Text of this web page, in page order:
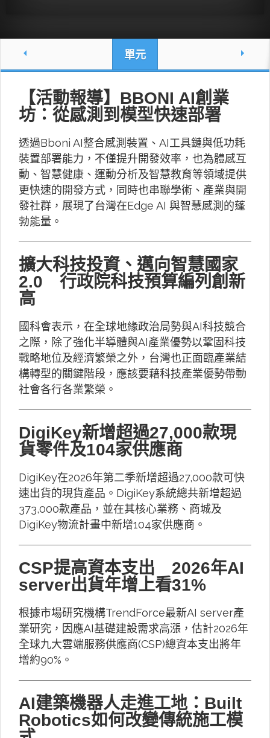
單元
【活動報導】BBONI AI創業
坊：從感測到模型快速部署
透過Bboni AI整合感測裝置、AI工具鏈與低功耗
裝置部署能力，不僅提升開發效率，也為體感互
動、智慧健康、運動分析及智慧教育等領域提供
更快速的開發方式，同時也串聯學術、產業與開
發社群，展現了台灣在Edge AI 與智慧感測的蓬
勃能量。
擴大科技投資、邁向智慧國家
2.0 行政院科技預算編列創新
高
國科會表示，在全球地緣政治局勢與AI科技競合
之際，除了強化半導體與AI產業優勢以鞏固科技
戰略地位及經濟繁榮之外，台灣也正面臨產業結
構轉型的關鍵階段，應該要藉科技產業優勢帶動
社會各行各業繁榮。
DigiKey新增超過27,000款現
貨零件及104家供應商
DigiKey在2026年第二季新增超過27,000款可快
速出貨的現貨產品。DigiKey系統總共新增超過
373,000款產品，並在其核心業務、商城及
DigiKey物流計畫中新增104家供應商。
CSP提高資本支出 2026年AI
server出貨年增上看31%
根據市場研究機構TrendForce最新AI server產
業研究，因應AI基礎建設需求高漲，估計2026年
全球九大雲端服務供應商(CSP)總資本支出將年
增約90%。
AI建築機器人走進工地：Built
Robotics如何改變傳統施工模